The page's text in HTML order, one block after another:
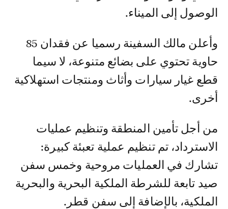
الوصول إلى الميناء.
وأعلن مالك السفينة رسميا عن فقدان 85
حاوية تحتوي على بضائع متنوعة، لا سيما
قطع غيار سيارات وأثاث ومنتجات استهلاكية
أخرى.
من أجل تأمين المنطقة وتنظيم عمليات
الاسترداد، تم تنظيم عملية تعبئة كبيرة:
تشارك في العمليات مروحية وخمس سفن
صيد تابعة للشرطة الملكية البحرية والبحرية
الملكية، بالإضافة إلى سفن قطر.